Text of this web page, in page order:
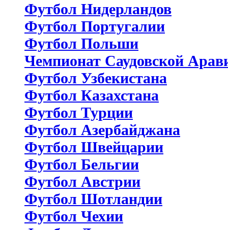
Футбол Нидерландов
Футбол Португалии
Футбол Польши
Чемпионат Саудовской
Футбол Узбекистана
Футбол Казахстана
Футбол Турции
Футбол Азербайджана
Футбол Швейцарии
Футбол Бельгии
Футбол Австрии
Футбол Шотландии
Футбол Чехии